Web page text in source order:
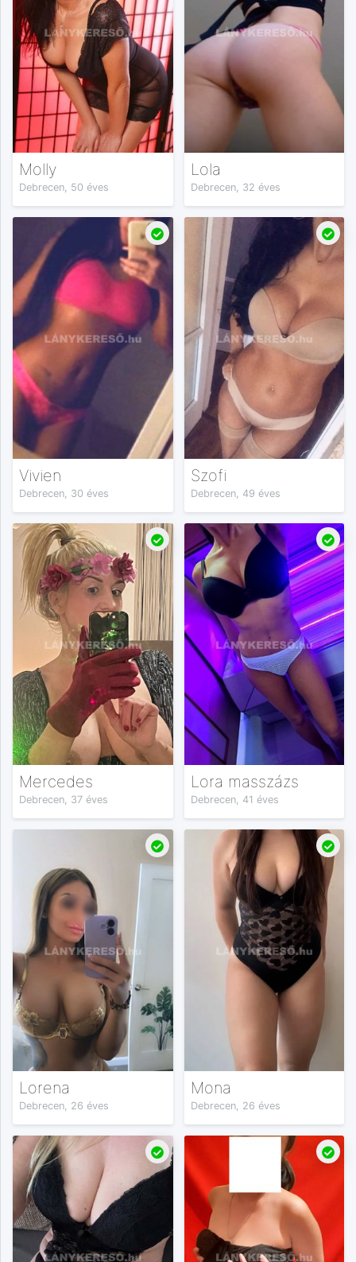
Molly
Debrecen, 50 éves
Lola
Debrecen, 32 éves
Vivien
Debrecen, 30 éves
Szofi
Debrecen, 49 éves
Mercedes
Debrecen, 37 éves
Lora masszázs
Debrecen, 41 éves
Lorena
Debrecen, 26 éves
Mona
Debrecen, 26 éves